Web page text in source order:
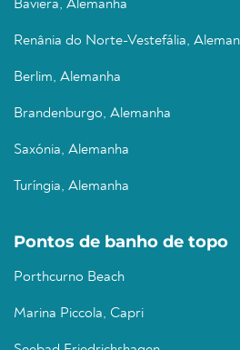
Baviera, Alemanha
Renânia do Norte-Vestefália,
Berlim, Alemanha
Brandenburgo, Alemanha
Saxónia, Alemanha
Turíngia, Alemanha
Pontos de banho de topo
Porthcurno Beach
Marina Piccola, Capri